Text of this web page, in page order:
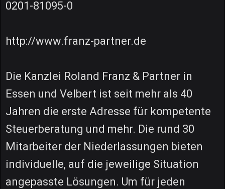
0201-81095-0
http://www.franz-partner.de
Die Kanzlei Roland Franz & Partner in
Essen und Velbert ist seit mehr als 40
Jahren die erste Adresse für kompetente
Steuerberatung und mehr. Die rund 30
Mitarbeiter der Niederlassungen bieten
individuelle, auf die jeweilige Situation
angepasste Lösungen. Um für jeden